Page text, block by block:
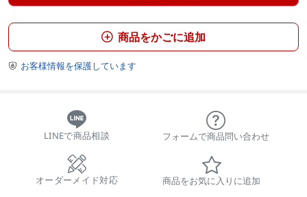
 商品をかごに追加
 お客様情報を保護しています
LINEで商品相談 フォームで商品問い合わせ
オーダーメイド対応 商品をお気に入りに追加